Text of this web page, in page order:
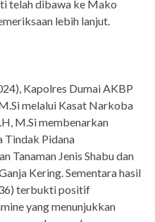
telah dibawa ke Mako
lebih lanjut.
Kapolres Dumai AKBP
melalui Kasat Narkoba
M.Si membenarkan
Tindak Pidana
Tanaman Jenis Shabu dan
Kering. Sementara hasil
terbukti positif
yang menunjukkan